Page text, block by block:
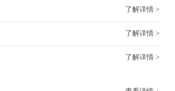
了解详情 >
了解详情 >
了解详情 >